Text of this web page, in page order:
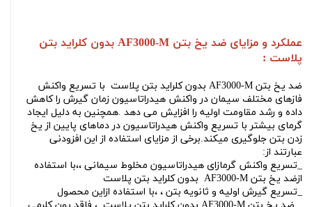
عملکرد و مزایای ضد یخ بتن AF3000-M بدون کلراید بتن
پلاست :
ضد یخ بتن AF3000-M بدون کلراید بتن پلاست
با تسریع واکنش
فازهای مختلف سیمان در واکنش هیدراتاسیون زمان گیرش را کاهش
داده و رشد مقاومت اولیه را افزایش می دهد .همچنین به دلیل ایجاد
گرمای بیشتر با تسریع واکنش هیدراتاسیون در دماهای پایین از یخ
زدن بتن جلوگیری میکند.برخی از مزایای استفاده از این افزودنی
عبارتند از:
_تسریع واکنش گرمازای هیدراتاسیون مخلوط سیمانی ،،با استفاده
ازضد یخ بتن AF3000-M بدون کلراید بتن پلاست
_تسریع گیرش اولیه و ثانویه بتن ، ،با استفاده ازاین محصول